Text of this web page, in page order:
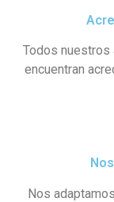
Todos nuestros
encuentran
Nos